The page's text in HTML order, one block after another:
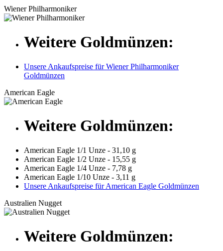
Wiener Philharmoniker
Weitere Goldmünzen:
Unsere Ankaufspreise für Wiener Philharmoniker
Goldmünzen
American Eagle
Weitere Goldmünzen:
American Eagle 1/1 Unze - 31,10 g
American Eagle 1/2 Unze - 15,55 g
American Eagle 1/4 Unze - 7,78 g
American Eagle 1/10 Unze - 3,11 g
Unsere Ankaufspreise für American Eagle Goldmünzen
Australien Nugget
Weitere Goldmünzen: